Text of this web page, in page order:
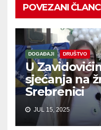
POVEZANI
DOGAĐAJI DRUŠTVO
U
sjećanja na
Srebrenici
JUL 15, 2025